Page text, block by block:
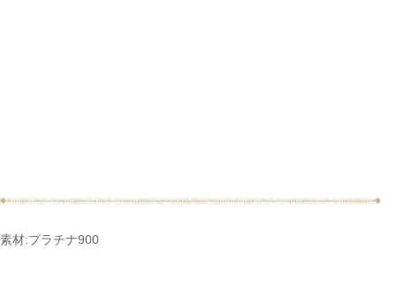
素材:プラチナ900